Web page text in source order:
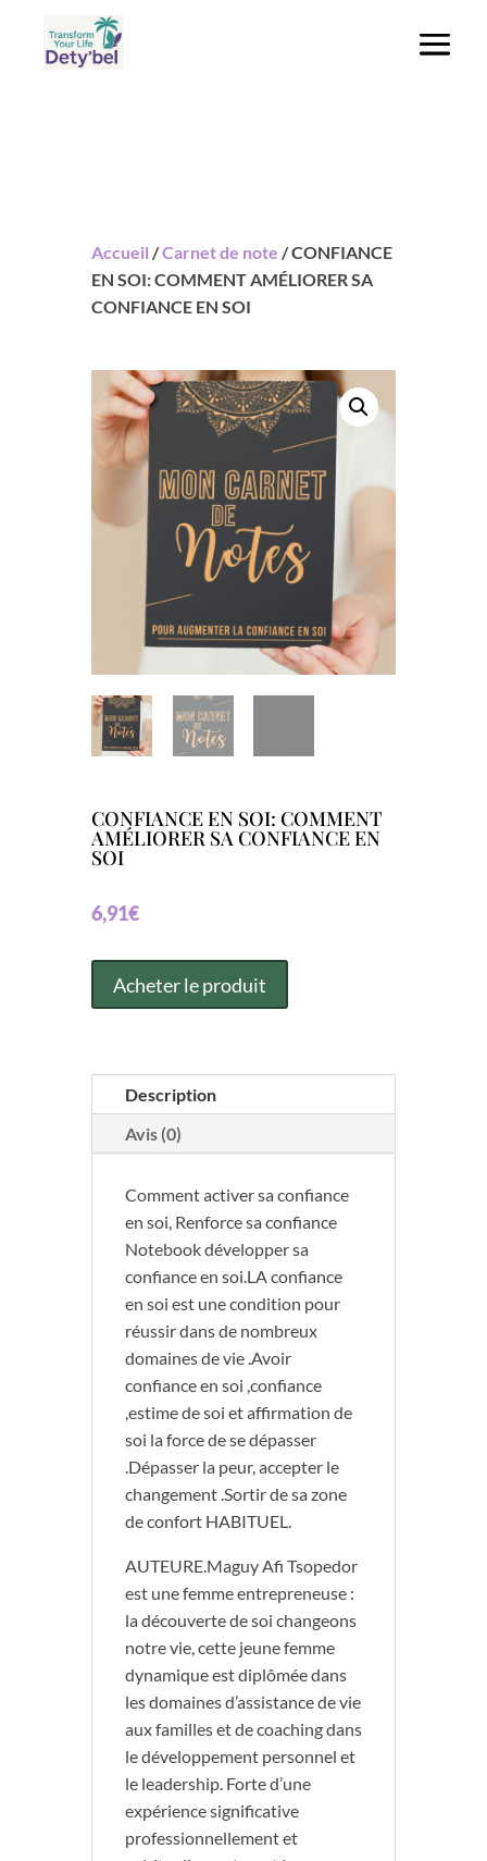
Accueil /Carnet de note / CONFIANCE
EN SOI: COMMENT AMÉLIORER SA
CONFIANCE EN SOI
CONFIANCE EN SOI: COMMENT
AMÉLIORER SA CONFIANCE EN
SOI
6,91€
Acheter le produit
Description
Avis (0)
Comment activer sa confiance
en soi, Renforce sa confiance
Notebook développer sa
confiance en soi.LA confiance
en soi est une condition pour
réussir dans de nombreux
domaines de vie .Avoir
confiance en soi ,confiance
,estime de soi et affirmation de
soi la force de se dépasser
.Dépasser la peur, accepter le
changement .Sortir de sa zone
de confort HABITUEL.
AUTEURE.Maguy Afi Tsopedor
est une femme entrepreneuse :
la découverte de soi changeons
notre vie, cette jeune femme
dynamique est diplômée dans
les domaines d’assistance de vie
aux familles et de coaching dans
le développement personnel et
le leadership. Forte d’une
expérience significative
professionnellement et